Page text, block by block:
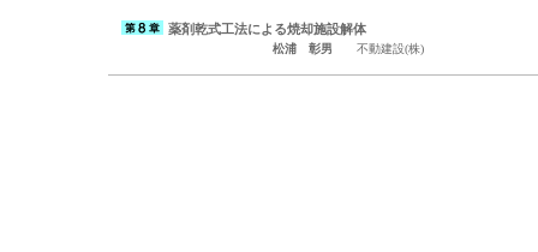
薬剤乾式工法による焼却施設解体
松浦 彰男 不動建設(株)